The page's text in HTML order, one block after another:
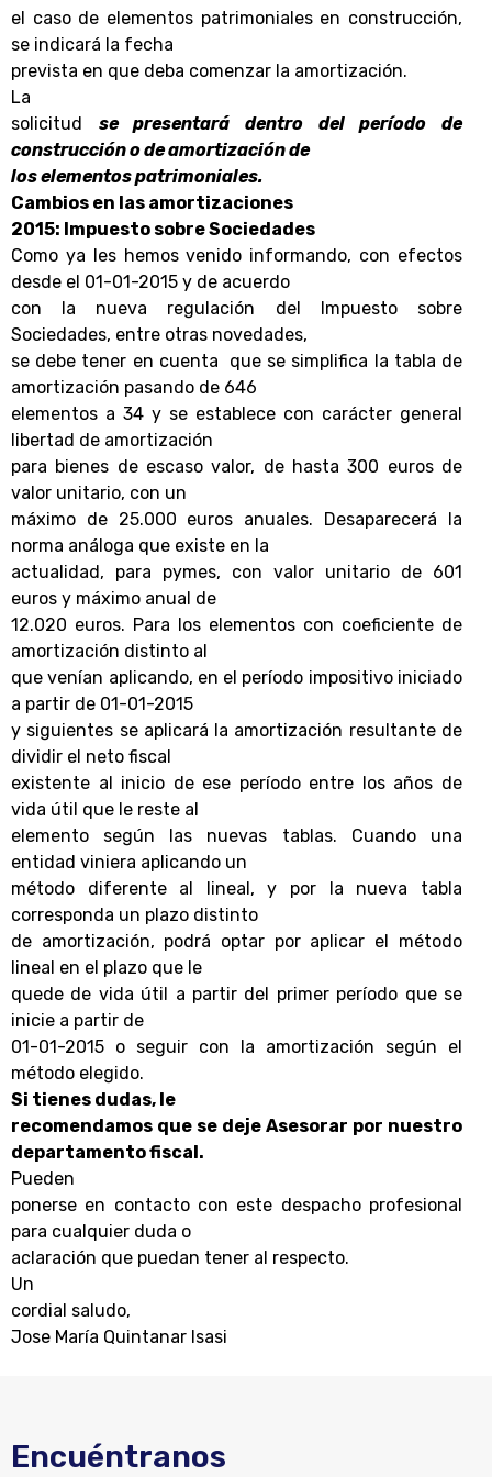
el caso de elementos patrimoniales en construcción,
se indicará la fecha
prevista en que deba comenzar la amortización.
La
solicitud se presentará dentro del período de
construcción o de amortización de
los elementos patrimoniales.
Cambios en las amortizaciones
2015: Impuesto sobre Sociedades
Como ya les hemos venido informando, con efectos
desde el 01-01-2015 y de acuerdo
con la nueva regulación del Impuesto sobre
Sociedades, entre otras novedades,
se debe tener en cuenta
que se simplifica la tabla de
amortización pasando de 646
elementos a 34 y se establece con carácter general
libertad de amortización
para bienes de escaso valor, de hasta 300 euros de
valor unitario, con un
máximo de 25.000 euros anuales. Desaparecerá la
norma análoga que existe en la
actualidad, para pymes, con valor unitario de 601
euros y máximo anual de
12.020 euros. Para los elementos con coeficiente de
amortización distinto al
que venían aplicando, en el período impositivo iniciado
a partir de 01-01-2015
y siguientes se aplicará la amortización resultante de
dividir el neto fiscal
existente al inicio de ese período entre los años de
vida útil que le reste al
elemento según las nuevas tablas. Cuando una
entidad viniera aplicando un
método diferente al lineal, y por la nueva tabla
corresponda un plazo distinto
de amortización, podrá optar por aplicar el método
lineal en el plazo que le
quede de vida útil a partir del primer período que se
inicie a partir de
01-01-2015 o seguir con la amortización según el
método elegido.
Si tienes dudas, le
recomendamos que se deje Asesorar por nuestro
departamento fiscal.
Pueden
ponerse en contacto con este despacho profesional
para cualquier duda o
aclaración que puedan tener al respecto.
Un
cordial saludo,
Jose María Quintanar Isasi
Encuéntranos